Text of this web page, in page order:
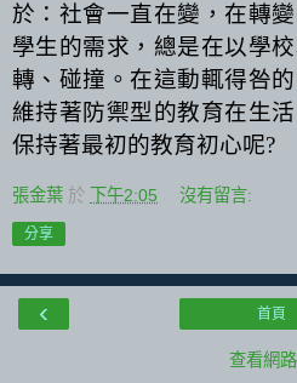
於：社會一直在變，在轉
學生的需求，總是在以學
轉、碰撞。在這動輒得咎
維持著防禦型的教育在生
保持著最初的教育初心呢?
張金葉 於 下午2:05 沒有留言:
分享
‹ 首頁
查看網